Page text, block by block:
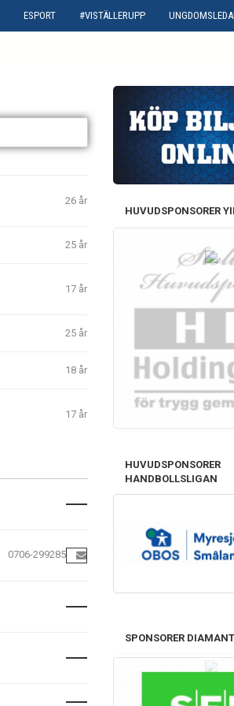
ESPORT #VISTÄLLERUPP
26 år
25 år
17 år
25 år
18 år
17 år
0706-299285
HUVUDSPONSORER
HUVUDSPONSORER
HANDBOLLSLIGAN
SPONSORER